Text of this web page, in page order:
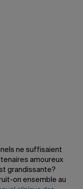
ne suffisaient
amoureux
grandissante?
on ensemble au